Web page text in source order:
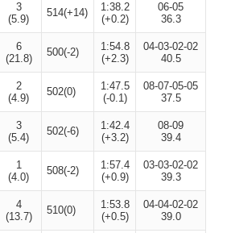
3
(5.9)
514(+14)
1:38.2
(+0.2)
06-05
36.3
6
(21.8)
500(-2)
1:54.8
(+2.3)
04-03-02-02
40.5
2
(4.9)
502(0)
1:47.5
(-0.1)
08-07-05-05
37.5
3
(5.4)
502(-6)
1:42.4
(+3.2)
08-09
39.4
1
(4.0)
508(-2)
1:57.4
(+0.9)
03-03-02-02
39.3
4
(13.7)
510(0)
1:53.8
(+0.5)
04-04-02-02
39.0